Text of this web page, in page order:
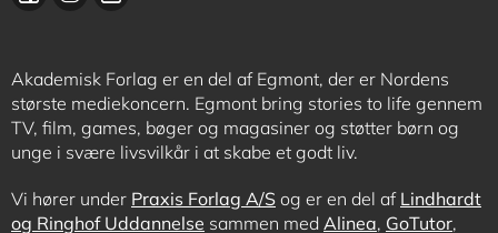
Akademisk Forlag er en del af Egmont, der er Nordens
største mediekoncern. Egmont bring stories to life gennem
TV, film, games, bøger og magasiner og støtter børn og
unge i svære livsvilkår i at skabe et godt liv.
Vi hører under Praxis Forlag A/S og er en del af Lindhardt
og Ringhof Uddannelse sammen med Alinea, GoTutor,